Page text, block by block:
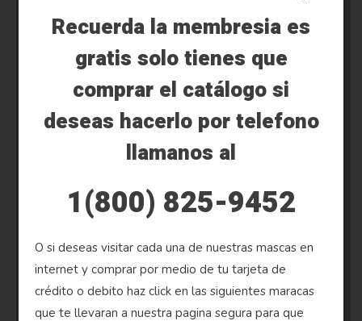
Recuerda la membresia es
gratis solo tienes que
comprar el catálogo si
deseas hacerlo por telefono
llamanos al
1(800) 825-9452
O si deseas visitar cada una de nuestras mascas en
internet y comprar por medio de tu tarjeta de
crédito o debito haz click en las siguientes maracas
que te llevaran a nuestra pagina segura para que